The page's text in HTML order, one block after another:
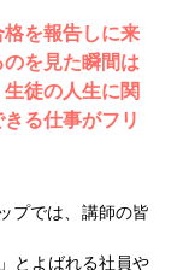
を報告しに来
を見た瞬間は
徒の人生に関
る仕事がフリ
プでは、講師の皆
とよばれる社員や